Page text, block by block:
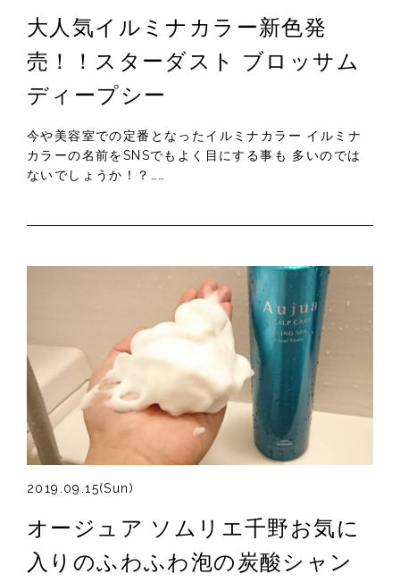
大人気イルミナカラー新色発
売！！スターダスト ブロッサム
ディープシー
今や美容室での定番となったイルミナカラー イルミナ
カラーの名前をSNSでもよく目にする事も 多いのでは
ないでしょうか！？……
2019.09.15(Sun)
オージュア ソムリエ千野お気に
入りのふわふわ泡の炭酸シャン